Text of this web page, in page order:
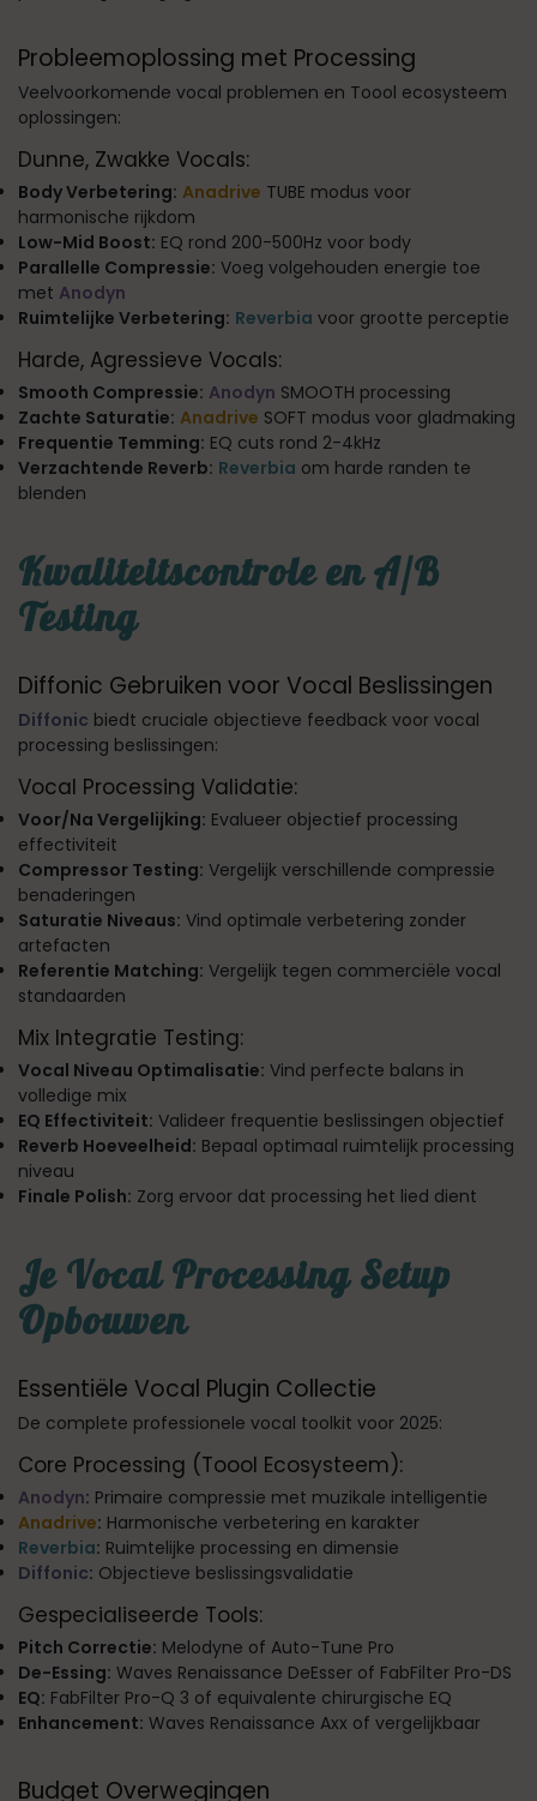
Probleemoplossing met Processing
Veelvoorkomende vocal problemen en Toool ecosysteem
oplossingen:
Dunne, Zwakke Vocals:
Body Verbetering: Anadrive TUBE modus voor
harmonische rijkdom
Low-Mid Boost: EQ rond 200-500Hz voor body
Parallelle Compressie: Voeg volgehouden energie toe
met Anodyn
Ruimtelijke Verbetering: Reverbia voor grootte perceptie
Harde, Agressieve Vocals:
Smooth Compressie: Anodyn SMOOTH processing
Zachte Saturatie: Anadrive SOFT modus voor gladmaking
Frequentie Temming: EQ cuts rond 2-4kHz
Verzachtende Reverb: Reverbia om harde randen te
blenden
Kwaliteitscontrole en A/B
Testing
Diffonic Gebruiken voor Vocal Beslissingen
Diffonic biedt cruciale objectieve feedback voor vocal
processing beslissingen:
Vocal Processing Validatie:
Voor/Na Vergelijking: Evalueer objectief processing
effectiviteit
Compressor Testing: Vergelijk verschillende compressie
benaderingen
Saturatie Niveaus: Vind optimale verbetering zonder
artefacten
Referentie Matching: Vergelijk tegen commerciële vocal
standaarden
Mix Integratie Testing:
Vocal Niveau Optimalisatie: Vind perfecte balans in
volledige mix
EQ Effectiviteit: Valideer frequentie beslissingen objectief
Reverb Hoeveelheid: Bepaal optimaal ruimtelijk processing
niveau
Finale Polish: Zorg ervoor dat processing het lied dient
Je Vocal Processing Setup
Opbouwen
Essentiële Vocal Plugin Collectie
De complete professionele vocal toolkit voor 2025:
Core Processing (Toool Ecosysteem):
Anodyn: Primaire compressie met muzikale intelligentie
Anadrive: Harmonische verbetering en karakter
Reverbia: Ruimtelijke processing en dimensie
Diffonic: Objectieve beslissingsvalidatie
Gespecialiseerde Tools:
Pitch Correctie: Melodyne of Auto-Tune Pro
De-Essing: Waves Renaissance DeEsser of FabFilter Pro-DS
EQ: FabFilter Pro-Q 3 of equivalente chirurgische EQ
Enhancement: Waves Renaissance Axx of vergelijkbaar
Budget Overwegingen